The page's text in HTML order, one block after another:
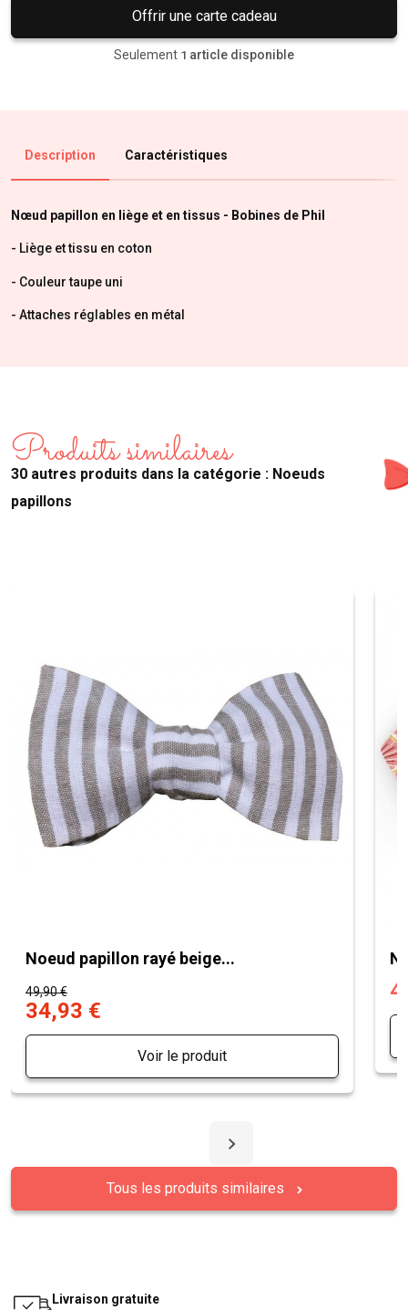
Offrir une carte cadeau
Seulement 1 article disponible
Description Caractéristiques
Nœud papillon en liège et en tissus - Bobines de Phil
- Liège et tissu en coton
- Couleur taupe uni
- Attaches réglables en métal
Produits similaires
30 autres produits dans la catégorie : Noeuds
papillons
Noeud papillon rayé beige...
49,90 €
34,93 €
Voir le produit
Tous les produits similaires
Livraison gratuite